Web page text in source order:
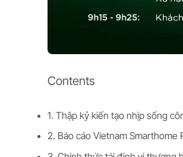
Contents
1. Thập kỷ kiến tạo nhịp sống
2. Báo cáo Vietnam Smarthome